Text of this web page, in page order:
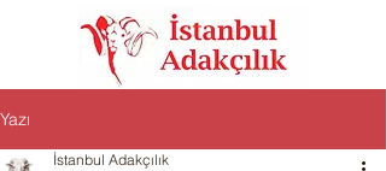
Yazı
İstanbul Adakçılık